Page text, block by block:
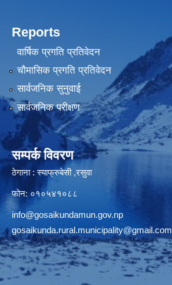
Reports
वार्षिक प्रगति प्रतिवेदन
चौमासिक प्रगति प्रतिवेदन
सार्वजनिक सुनुवाई
सार्वजनिक परीक्षण
सम्पर्क विवरण
ठेगाना : स्याफ्रुबेसी ,रसुवा
फोन: ०१०५४१०८८
info@gosaikundamun.gov.np
gosaikunda.rural.municipality@gmail.com